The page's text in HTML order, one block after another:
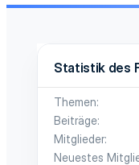
Statistik des
Themen
Beiträge
Mitglieder
Neuestes